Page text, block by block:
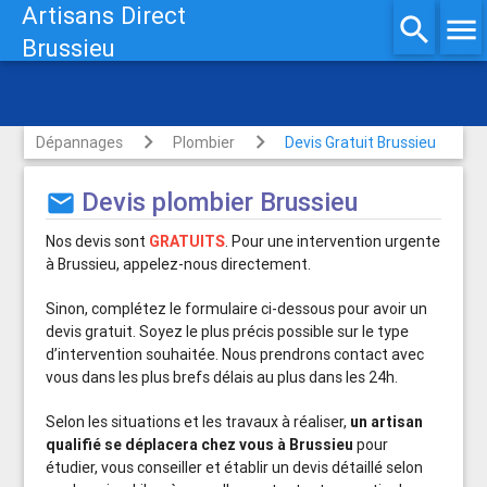
Artisans Direct
Brussieu
search menu
Dépannages Plombier Devis Gratuit Brussieu
mail Devis plombier Brussieu
Nos devis sont GRATUITS. Pour une intervention urgente
à Brussieu, appelez-nous directement.
Sinon, complétez le formulaire ci-dessous pour avoir un
devis gratuit. Soyez le plus précis possible sur le type
d’intervention souhaitée. Nous prendrons contact avec
vous dans les plus brefs délais au plus dans les 24h.
Selon les situations et les travaux à réaliser, un artisan
qualifié se déplacera chez vous à Brussieu pour
étudier, vous conseiller et établir un devis détaillé selon